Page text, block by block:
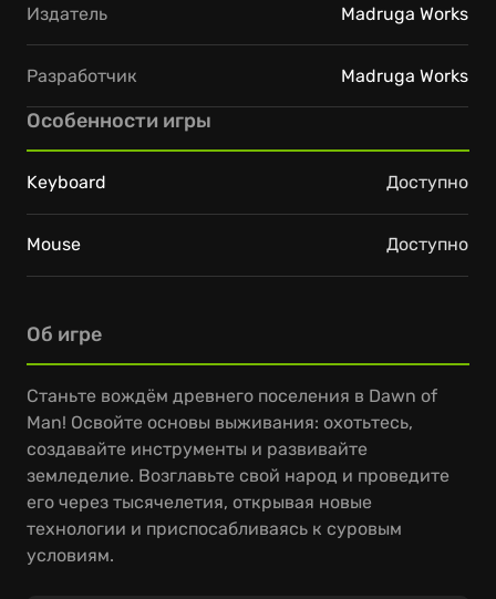
Об игре
Станьте вождём древнего поселения в Dawn of
Man! Освойте основы выживания: охотьтесь,
создавайте инструменты и развивайте
земледелие. Возглавьте свой народ и проведите
его через тысячелетия, открывая новые
технологии и приспосабливаясь к суровым
условиям.
Издатель Madruga Works
Разработчик Madruga Works
Особенности игры
Keyboard Доступно
Mouse Доступно